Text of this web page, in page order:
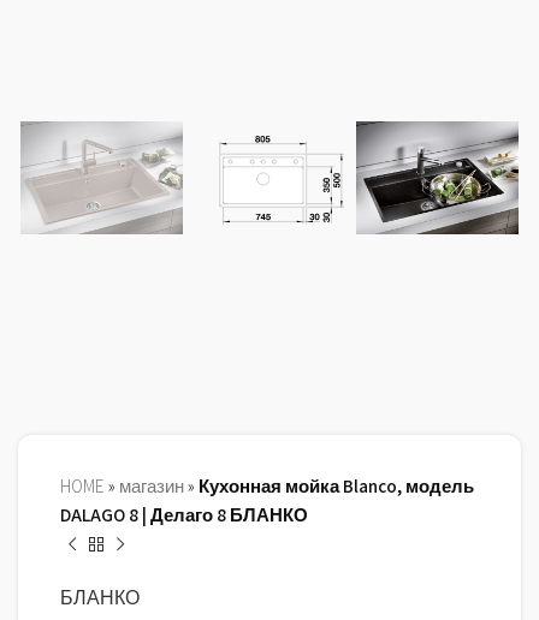
HOME » магазин» Кухонная мойка Blanco, модель
DALAGO 8 | Делаго 8 БЛАНКО
БЛАНКО